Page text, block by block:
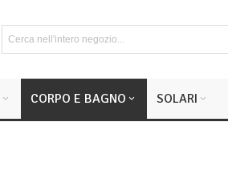
CORPO E BAGNO SOLARI